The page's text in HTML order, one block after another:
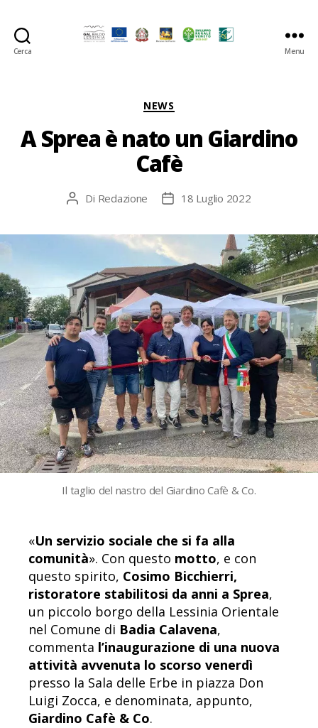
Cerca Menu
Categorie
NEWS
A Sprea è nato un Giardino
Cafè
Autore
Di Redazione
Data18 Luglio 2022
Il taglio del nastro del Giardino Cafè & Co.
«Un servizio sociale che si fa alla
comunità». Con questo motto, e con
questo spirito, Cosimo Bicchierri,
ristoratore stabilitosi da anni a Sprea,
un piccolo borgo della Lessinia Orientale
nel Comune di Badia Calavena,
commenta l’inaugurazione di una nuova
attività avvenuta lo scorso venerdì
presso la Sala delle Erbe in piazza Don
Luigi Zocca, e denominata, appunto,
Giardino Cafè & Co.